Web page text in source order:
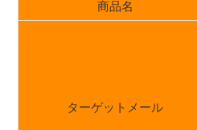
商品名
ターゲットメール